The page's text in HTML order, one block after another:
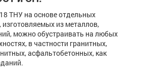
ТНУ на основе отдельных
из металлов,
можно обустраивать на любых
в частности гранитных,
асфальтобетонных, как